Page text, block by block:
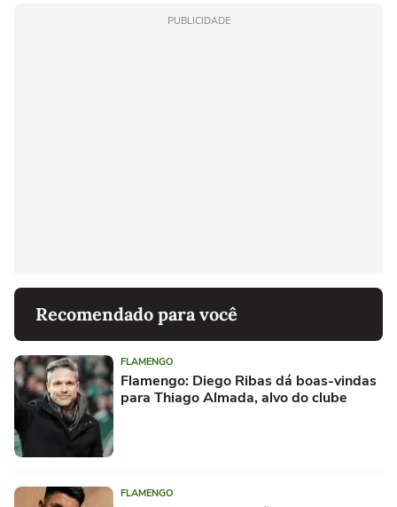
PUBLICIDADE
Recomendado para você
FLAMENGO
Flamengo: Diego Ribas dá boas-vindas
para Thiago Almada, alvo do clube
FLAMENGO